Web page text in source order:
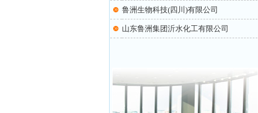
鲁洲生物科技(四川)有限公司
山东鲁洲集团沂水化工有限公司